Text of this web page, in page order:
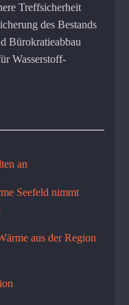
Treffsicherheit
des Bestands
Bürokratieabbau
Wasserstoff-
an
Seefeld nimmt
aus der Region